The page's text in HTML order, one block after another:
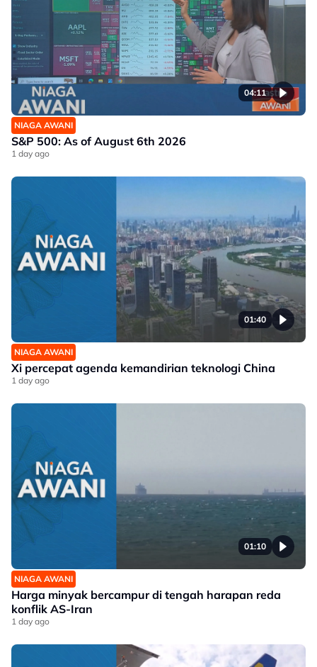
04:11
NIAGA AWANI
S&P 500: As of August 6th 2026
1 day ago
01:40
NIAGA AWANI
Xi percepat agenda kemandirian teknologi China
1 day ago
01:10
NIAGA AWANI
Harga minyak bercampur di tengah harapan reda
konflik AS-Iran
1 day ago